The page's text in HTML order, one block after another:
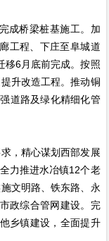
成桥梁桩基施工。加
工程、下庄至阜城道
移6月底前完成。按照
升改造工程。推动铜
道路及绿化精细化管
，精心谋划西部发展
力推进水冶镇12个老
文明路、铁东路、永
政综合管网建设。完
乡镇建设，全面提升